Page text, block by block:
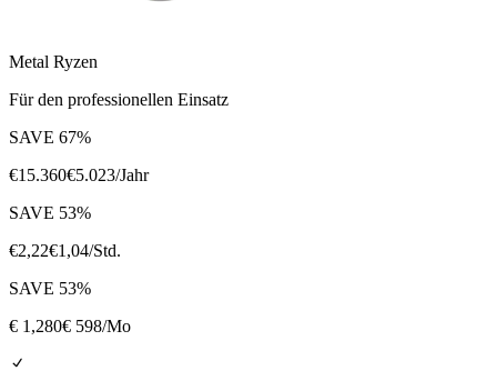
Metal Ryzen
Für den professionellen Einsatz
SAVE 67%
€15.360€5.023/Jahr
SAVE 53%
€2,22€1,04/Std.
SAVE 53%
€ 1,280€ 598/Mo